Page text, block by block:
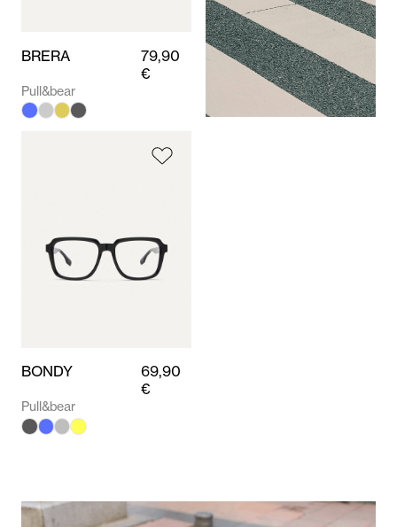
BRERA
79,90
€
Pull&bear
BONDY
69,90
€
Pull&bear